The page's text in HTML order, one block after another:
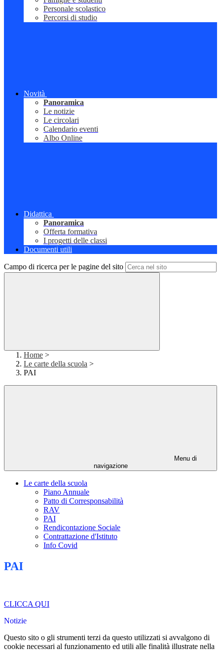
Personale scolastico
Percorsi di studio
Novità
Panoramica
Le notizie
Le circolari
Calendario eventi
Albo Online
Didattica
Panoramica
Offerta formativa
I progetti delle classi
Documenti utili
Campo di ricerca per le pagine del sito
Home >
Le carte della scuola >
PAI
Menu di
navigazione
Le carte della scuola
Piano Annuale
Patto di Corresponsabilità
RAV
PAI
Rendicontazione Sociale
Contrattazione d'Istituto
Info Covid
PAI
CLICCA QUI
Notizie
Questo sito o gli strumenti terzi da questo utilizzati si avvalgono di
cookie necessari al funzionamento ed utili alle finalità illustrate nella